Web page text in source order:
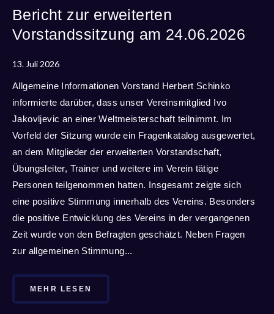
Bericht zur erweiterten
Vorstandssitzung am 24.06.2026
13. Juli 2026
Allgemeine Informationen Vorstand Herbert Schinko
informierte darüber, dass unser Vereinsmitglied Ivo
Jakovljevic an einer Weltmeisterschaft teilnimmt. Im
Vorfeld der Sitzung wurde ein Fragenkatalog ausgewertet,
an dem Mitglieder der erweiterten Vorstandschaft,
Übungsleiter, Trainer und weitere im Verein tätige
Personen teilgenommen hatten. Insgesamt zeigte sich
eine positive Stimmung innerhalb des Vereins. Besonders
die positive Entwicklung des Vereins in der vergangenen
Zeit wurde von den Befragten geschätzt. Neben Fragen
zur allgemeinen Stimmung...
MEHR LESEN